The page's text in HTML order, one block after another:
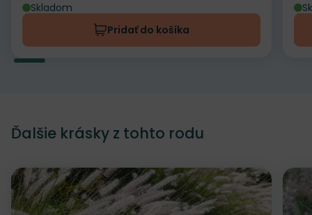
Skladom
Pridať do košíka
Ďalšie krásky z tohto rodu